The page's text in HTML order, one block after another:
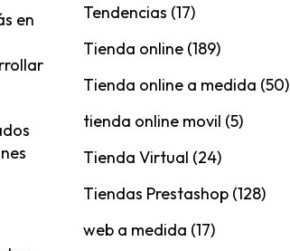
en
Tendencias (17)
Tienda online (189)
Tienda online a medida (50)
tienda online movil (5)
Tienda Virtual (24)
Tiendas Prestashop (128)
web a medida (17)